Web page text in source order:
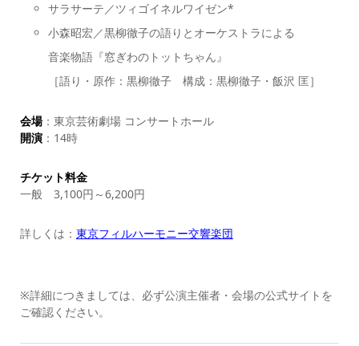
サラサーテ／ツィゴイネルワイゼン*
小森昭宏／黒柳徹子の語りとオーケストラによる
音楽物語『窓ぎわのトットちゃん』
［語り・原作：黒柳徹子 構成：黒柳徹子・飯沢 匡］
会場：東京芸術劇場 コンサートホール
開演：14時
チケット料金
一般 3,100円～6,200円
詳しくは： 東京フィルハーモニー交響楽団
※詳細につきましては、必ず公演主催者・会場の公式サイトを
ご確認ください。